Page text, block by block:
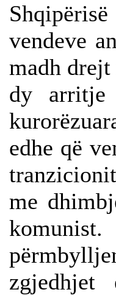
vendeve
madh
dy arritje
edhe që
me